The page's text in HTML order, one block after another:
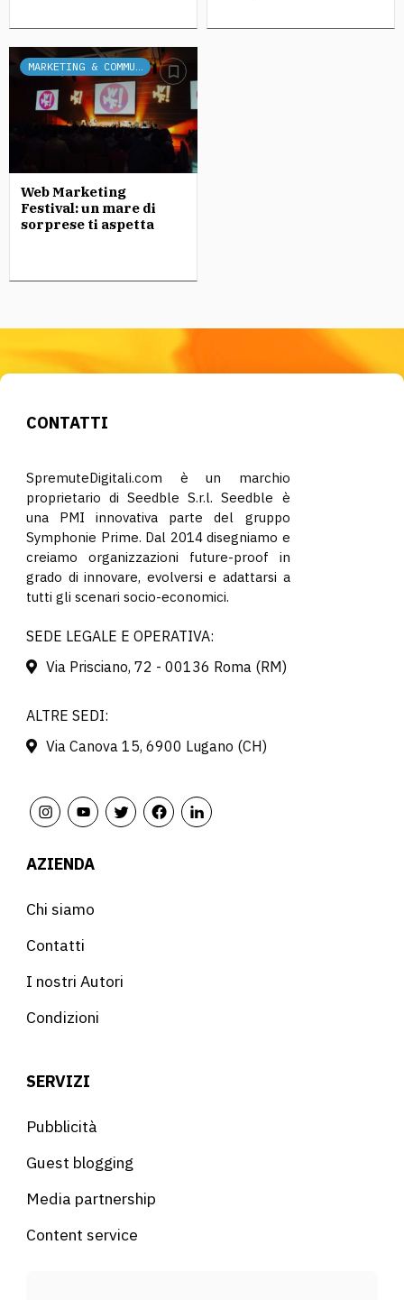
MARKETING & COMMUNICATION
Web Marketing
Festival: un mare di
sorprese ti aspetta
CONTATTI
SpremuteDigitali.com è un marchio
proprietario di Seedble S.r.l. Seedble è
una PMI innovativa parte del gruppo
Symphonie Prime. Dal 2014 disegniamo e
creiamo organizzazioni future-proof in
grado di innovare, evolversi e adattarsi a
tutti gli scenari socio-economici.
SEDE LEGALE E OPERATIVA:
Via Prisciano, 72 - 00136 Roma (RM)
ALTRE SEDI:
Via Canova 15, 6900 Lugano (CH)
AZIENDA
Chi siamo
Contatti
I nostri Autori
Condizioni
SERVIZI
Pubblicità
Guest blogging
Media partnership
Content service